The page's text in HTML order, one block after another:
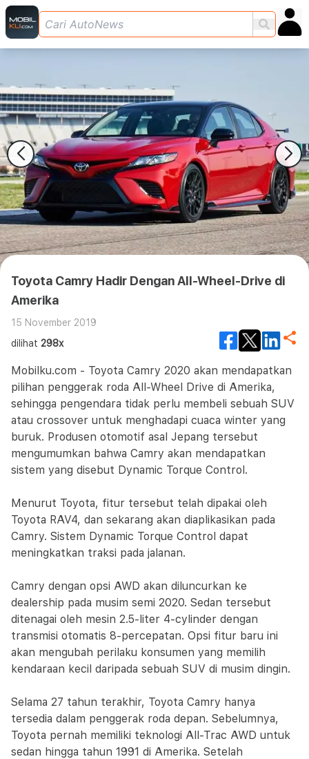
Toyota Camry Hadir Dengan All-Wheel-Drive di
Amerika
15 November 2019
dilihat 298x
Mobilku.com - Toyota Camry 2020 akan mendapatkan
pilihan penggerak roda All-Wheel Drive di Amerika,
sehingga pengendara tidak perlu membeli sebuah SUV
atau crossover untuk menghadapi cuaca winter yang
buruk. Produsen otomotif asal Jepang tersebut
mengumumkan bahwa Camry akan mendapatkan
sistem yang disebut Dynamic Torque Control.
Menurut Toyota, fitur tersebut telah dipakai oleh
Toyota RAV4, dan sekarang akan diaplikasikan pada
Camry. Sistem Dynamic Torque Control dapat
meningkatkan traksi pada jalanan.
Camry dengan opsi AWD akan diluncurkan ke
dealership pada musim semi 2020. Sedan tersebut
ditenagai oleh mesin 2.5-liter 4-cylinder dengan
transmisi otomatis 8-percepatan. Opsi fitur baru ini
akan mengubah perilaku konsumen yang memilih
kendaraan kecil daripada sebuah SUV di musim dingin.
Selama 27 tahun terakhir, Toyota Camry hanya
tersedia dalam penggerak roda depan. Sebelumnya,
Toyota pernah memiliki teknologi All-Trac AWD untuk
sedan hingga tahun 1991 di Amerika. Setelah